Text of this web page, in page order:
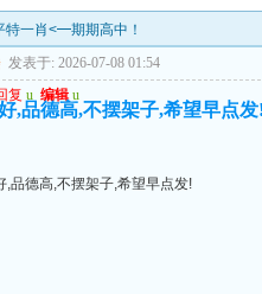
一肖<━期期高中！
发表于: 2026-07-08 01:54
复 u 编辑 u
,品德高,不摆架子,希望早点
,品德高,不摆架子,希望早点发!